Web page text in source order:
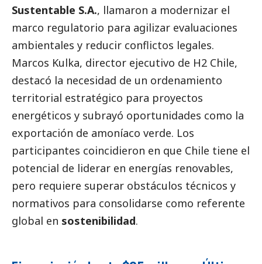
Sustentable S.A., llamaron a modernizar el
marco regulatorio para agilizar evaluaciones
ambientales y reducir conflictos legales.
Marcos Kulka, director ejecutivo de H2 Chile,
destacó la necesidad de un ordenamiento
territorial estratégico para proyectos
energéticos y subrayó oportunidades como la
exportación de amoníaco verde. Los
participantes coincidieron en que Chile tiene el
potencial de liderar en energías renovables,
pero requiere superar obstáculos técnicos y
normativos para consolidarse como referente
global en sostenibilidad.